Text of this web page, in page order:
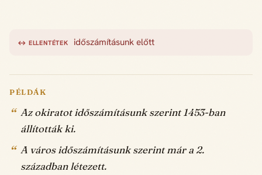
↔ ELLENTÉTEK időszámításunk előtt
PÉLDÁK
Az okiratot időszámításunk szerint 1453-ban
állították ki.
A város időszámításunk szerint már a 2.
században létezett.